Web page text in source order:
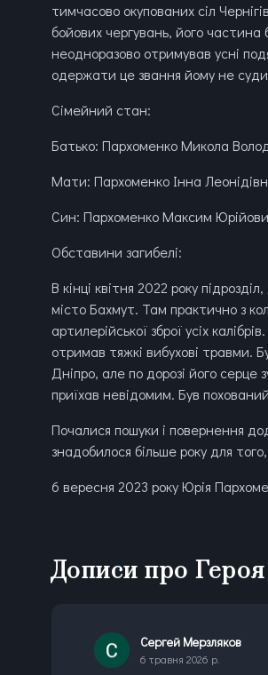
тимчасово окупованих сіл
бойових чергувань, його частина
неодноразово отримував усні
одержати це звання йому не
Сімейний стан:
Батько: Пархоменко Микола
Мати: Пархоменко Інна
Син: Пархоменко Максим
Обставини загибелі:
В кінці квітня 2022 року
місто Бахмут. Там практично з
артилерійської зброї усіх
отримав тяжкі вибухові травми.
Дніпро, але по дорозі його серце
приїхав невідомим. Був
Почалися пошуки і повернення
знадобилося більше року для
6 вересня 2023 року Юрія
Дописи про Героя
Сергей Мерзляков
6 травня 2026 р.